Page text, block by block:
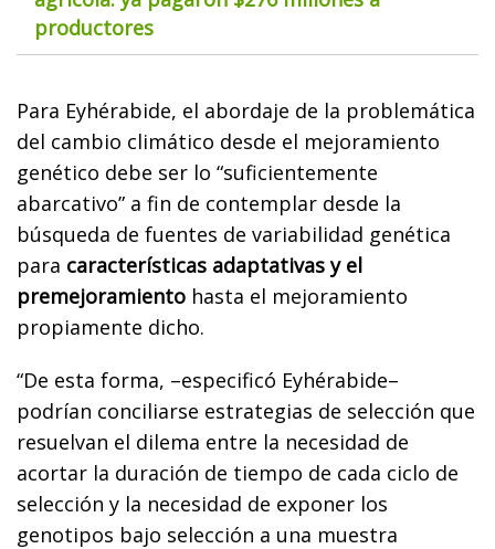
productores
Para Eyhérabide, el abordaje de la problemática
del cambio climático desde el mejoramiento
genético debe ser lo “suficientemente
abarcativo” a fin de contemplar desde la
búsqueda de fuentes de variabilidad genética
para características adaptativas y el
premejoramiento hasta el mejoramiento
propiamente dicho.
“De esta forma, –especificó Eyhérabide–
podrían conciliarse estrategias de selección que
resuelvan el dilema entre la necesidad de
acortar la duración de tiempo de cada ciclo de
selección y la necesidad de exponer los
genotipos bajo selección a una muestra